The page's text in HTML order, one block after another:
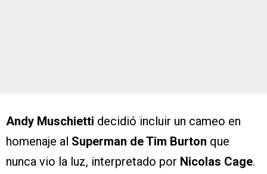
Andy Muschietti decidió incluir un cameo en
homenaje al Superman de Tim Burton que
nunca vio la luz, interpretado por Nicolas Cage.